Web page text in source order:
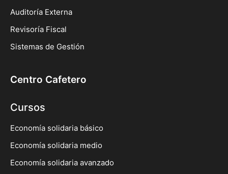
Auditoría Externa
Revisoría Fiscal
Sistemas de Gestión
Centro Cafetero
Cursos
Economía solidaria básico
Economía solidaria medio
Economía solidaria avanzado